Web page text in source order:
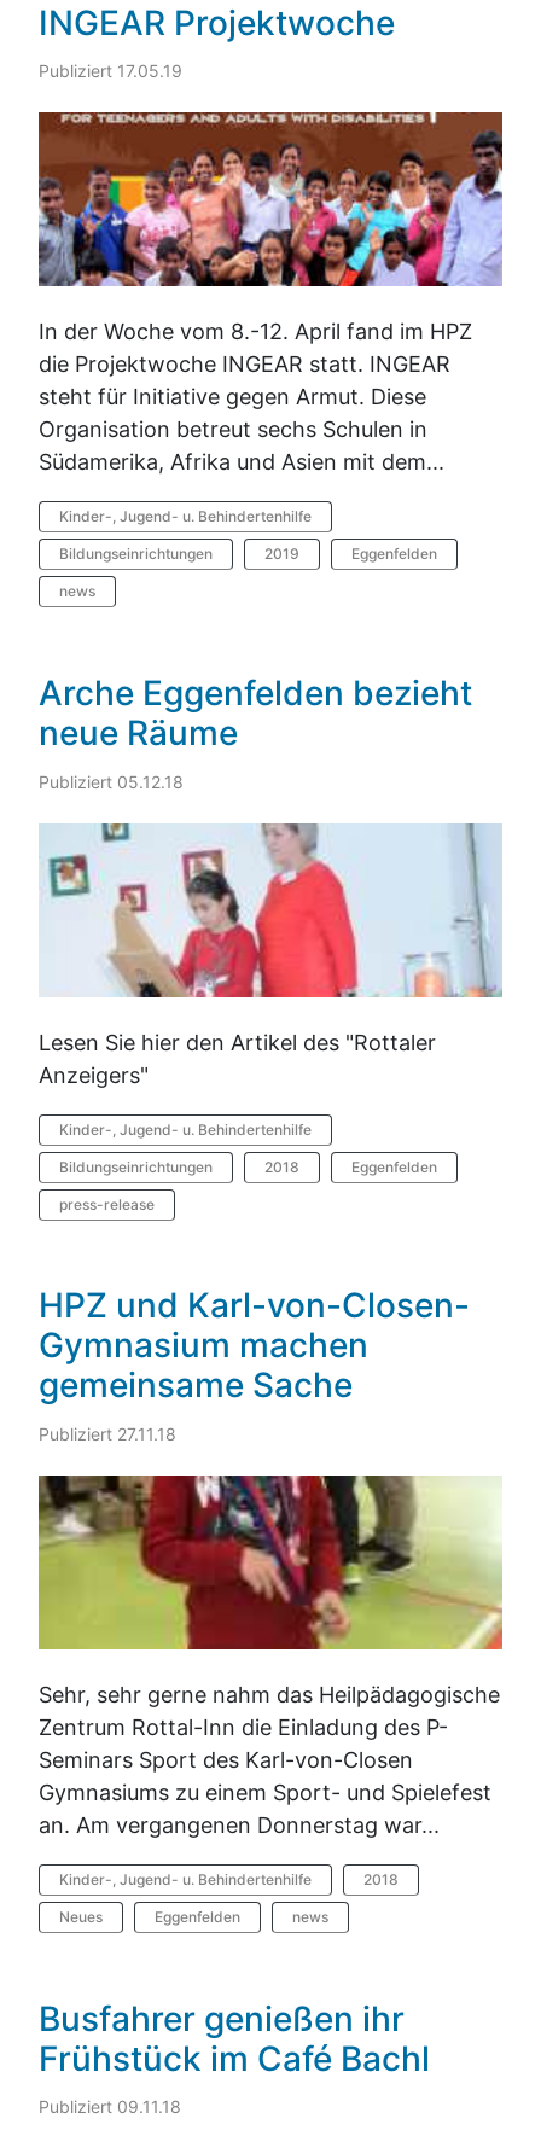
INGEAR Projektwoche
Publiziert 17.05.19
In der Woche vom 8.-12. April fand im HPZ
die Projektwoche INGEAR statt. INGEAR
steht für Initiative gegen Armut. Diese
Organisation betreut sechs Schulen in
Südamerika, Afrika und Asien mit dem...
Kinder-, Jugend- u. Behindertenhilfe
Bildungseinrichtungen 2019 Eggenfelden
news
Arche Eggenfelden bezieht
neue Räume
Publiziert 05.12.18
Lesen Sie hier den Artikel des "Rottaler
Anzeigers"
Kinder-, Jugend- u. Behindertenhilfe
Bildungseinrichtungen 2018 Eggenfelden
press-release
HPZ und Karl-von-Closen-
Gymnasium machen
gemeinsame Sache
Publiziert 27.11.18
Sehr, sehr gerne nahm das Heilpädagogische
Zentrum Rottal-Inn die Einladung des P-
Seminars Sport des Karl-von-Closen
Gymnasiums zu einem Sport- und Spielefest
an. Am vergangenen Donnerstag war...
Kinder-, Jugend- u. Behindertenhilfe 2018
Neues Eggenfelden news
Busfahrer genießen ihr
Frühstück im Café Bachl
Publiziert 09.11.18